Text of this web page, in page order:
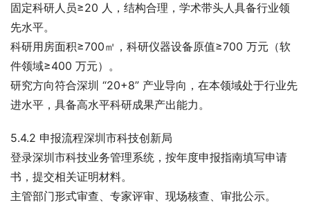
固定科研人员≥20 人，结构合理，学术带头人具备行业领
先水平。
科研用房面积≥700㎡，科研仪器设备原值≥700 万元（软
件领域≥400 万元）。
研究方向符合深圳 “20+8” 产业导向，在本领域处于行业先
进水平，具备高水平科研成果产出能力。
5.4.2 申报流程深圳市科技创新局
登录深圳市科技业务管理系统，按年度申报指南填写申请
书，提交相关证明材料。
主管部门形式审查、专家评审、现场核查、审批公示。